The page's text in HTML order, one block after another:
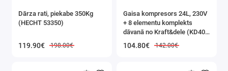
priekšrocības:
–
kravnesība līdz
Dārza rati, piekabe 350Kg
(HECHT 53350)
119.90€ 198.00€
Gaisa kompresors 24L, 230V
+ 8 elementu komplekts
dāvanā no Kraft&dele (KD400
104.80€ 142.00€